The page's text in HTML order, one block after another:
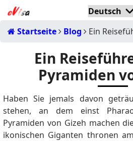
Startseite Blog Ein Reiseführer
Ein
Pyramiden
Haben Sie jemals davon
stehen, an dem einst
Pyramiden von Gizeh machen
ikonischen Giganten thronen